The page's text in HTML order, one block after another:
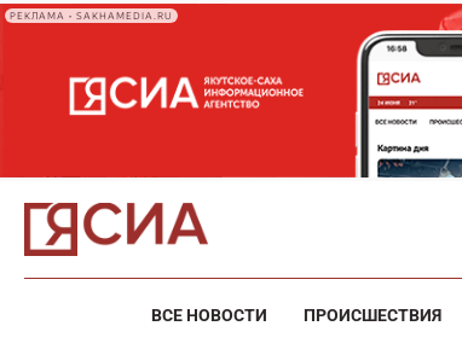
РЕКЛАМА • SAKHAMEDIA.RU
ВСЕ НОВОСТИ ПРОИСШЕСТВИЯ